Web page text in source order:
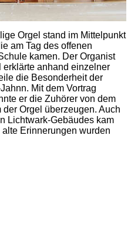
Orgel stand im Mittelpunkt
am Tag des offenen
kamen. Der Organist
anhand einzelner
die Besonderheit der
Mit dem Vortrag
er die Zuhörer von dem
Orgel überzeugen. Auch
Lichtwark-Gebäudes kam
Erinnerungen wurden